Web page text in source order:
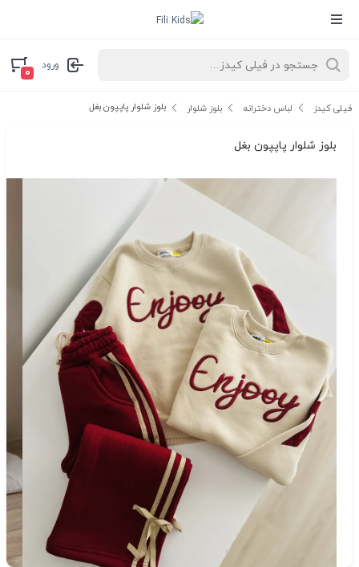
ورود
۰
فیلی کیدز لباس دخترانه بلوز شلوار بلوز شلوار پاپپون بغل
بلوز شلوار پاپپون بغل